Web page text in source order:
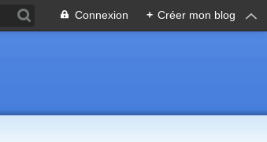
Connexion + Créer mon blog